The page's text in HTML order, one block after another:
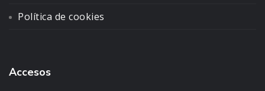
Política de cookies
Accesos